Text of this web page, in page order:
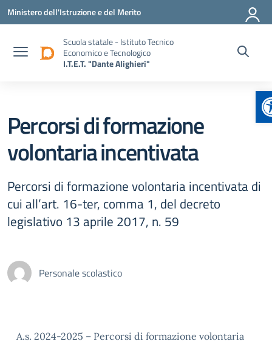
Vai ai contenuti
Vai al menu di navigazione
Vai al footer
Ministero dell'Istruzione e del Merito
Scuola statale - Istituto Tecnico
Economico e Tecnologico
I.T.E.T. "Dante Alighieri"
Percorsi di formazione
volontaria incentivata
Percorsi di formazione volontaria incentivata di
cui all’art. 16-ter, comma 1, del decreto
legislativo 13 aprile 2017, n. 59
Personale scolastico
A.s. 2024-2025 – Percorsi di formazione volontaria